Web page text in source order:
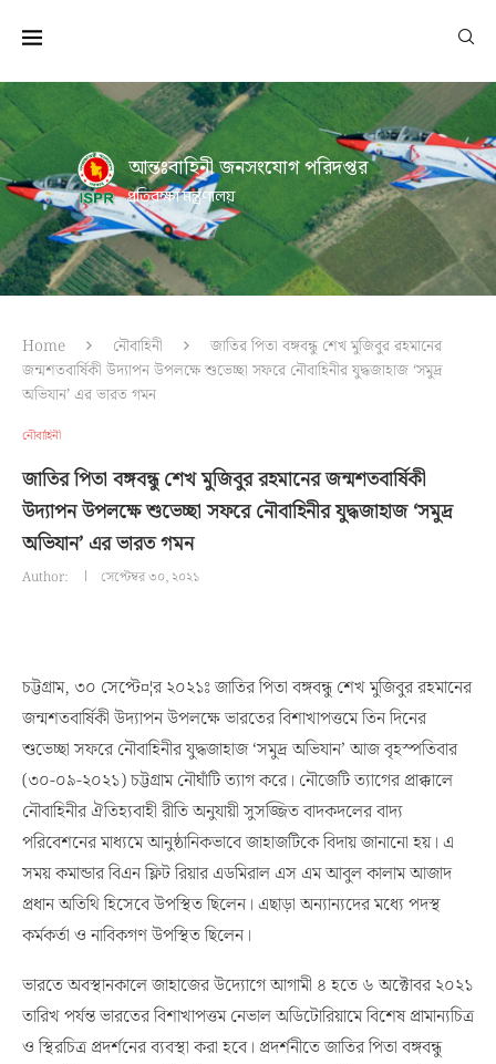
আন্তঃবাহিনী জনসংযোগ পরিদপ্তর
প্রতিরক্ষা মন্ত্রণালয়
Home নৌবাহিনী
জাতির পিতা বঙ্গবন্ধু শেখ মুজিবুর রহমানের
জন্মশতবার্ষিকী উদ্যাপন উপলক্ষে শুভেচ্ছা সফরে নৌবাহিনীর যুদ্ধজাহাজ ‘সমুদ্র
অভিযান’ এর ভারত গমন
নৌবাহিনী
জাতির পিতা বঙ্গবন্ধু শেখ মুজিবুর রহমানের জন্মশতবার্ষিকী
উদ্যাপন উপলক্ষে শুভেচ্ছা সফরে নৌবাহিনীর যুদ্ধজাহাজ ‘সমুদ্র
অভিযান’ এর ভারত গমন
Author: সেপ্টেম্বর ৩০, ২০২১
চট্টগ্রাম, ৩০ সেপ্টে¤¦র ২০২১ঃ জাতির পিতা বঙ্গবন্ধু শেখ মুজিবুর রহমানের
জন্মশতবার্ষিকী উদ্যাপন উপলক্ষে ভারতের বিশাখাপত্তমে তিন দিনের
শুভেচ্ছা সফরে নৌবাহিনীর যুদ্ধজাহাজ ‘সমুদ্র অভিযান’ আজ বৃহস্পতিবার
(৩০-০৯-২০২১) চট্টগ্রাম নৌঘাঁটি ত্যাগ করে। নৌজেটি ত্যাগের প্রাক্কালে
নৌবাহিনীর ঐতিহ্যবাহী রীতি অনুযায়ী সুসজ্জিত বাদকদলের বাদ্য
পরিবেশনের মাধ্যমে আনুষ্ঠানিকভাবে জাহাজটিকে বিদায় জানানো হয়। এ
সময় কমান্ডার বিএন ফ্লিট রিয়ার এডমিরাল এস এম আবুল কালাম আজাদ
প্রধান অতিথি হিসেবে উপস্থিত ছিলেন। এছাড়া অন্যান্যদের মধ্যে পদস্থ
কর্মকর্তা ও নাবিকগণ উপস্থিত ছিলেন।
ভারতে অবস্থানকালে জাহাজের উদ্যোগে আগামী ৪ হতে ৬ অক্টোবর ২০২১
তারিখ পর্যন্ত ভারতের বিশাখাপত্তম নেভাল অডিটোরিয়ামে বিশেষ প্রামান্যচিত্র
ও স্থিরচিত্র প্রদর্শনের ব্যবস্থা করা হবে। প্রদর্শনীতে জাতির পিতা বঙ্গবন্ধু